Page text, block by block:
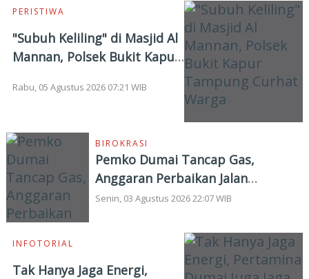
PERISTIWA
"Subuh Keliling" di Masjid Al
Mannan, Polsek Bukit Kapur
Rabu, 05 Agustus 2026 07:21 WIB
BIROKRASI
Pemko Dumai Tancap Gas,
Anggaran Perbaikan Jalan
Nasional Rp19,1 Milyar
Senin, 03 Agustus 2026 22:07 WIB
INFOTORIAL
Tak Hanya Jaga Energi,